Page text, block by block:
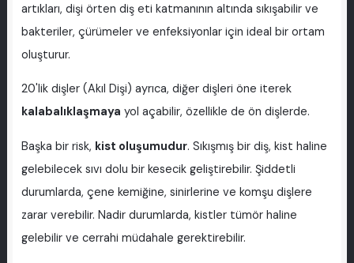
artıkları, dişi örten diş eti katmanının altında sıkışabilir ve
bakteriler, çürümeler ve enfeksiyonlar için ideal bir ortam
oluşturur.
20'lik dişler (Akıl Dişi) ayrıca, diğer dişleri öne iterek
kalabalıklaşmaya yol açabilir, özellikle de ön dişlerde.
Başka bir risk, kist oluşumudur. Sıkışmış bir diş, kist haline
gelebilecek sıvı dolu bir kesecik geliştirebilir. Şiddetli
durumlarda, çene kemiğine, sinirlerine ve komşu dişlere
zarar verebilir. Nadir durumlarda, kistler tümör haline
gelebilir ve cerrahi müdahale gerektirebilir.